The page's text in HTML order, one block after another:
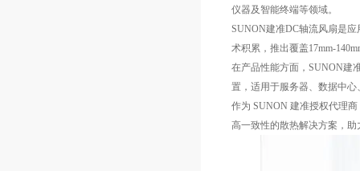
仪器及智能终端等领域。
SUNON建准DC轴流风扇是
术积累，推出覆盖17mm-
在产品性能方面，SUNON建
置，适用于服务器、数据中
作为 SUNON 建准授权代理
高一致性的散热解决方案，